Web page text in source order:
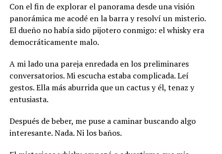
Con el fin de explorar el panorama desde una visión
panorámica me acodé en la barra y resolví un misterio.
El dueño no había sido pijotero conmigo: el whisky era
democráticamente malo.
A mi lado una pareja enredada en los preliminares
conversatorios. Mi escucha estaba complicada. Leí
gestos. Ella más aburrida que un cactus y él, tenaz y
entusiasta.
Después de beber, me puse a caminar buscando algo
interesante. Nada. Ni los baños.